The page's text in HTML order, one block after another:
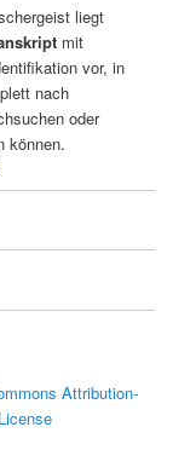
liegt
mit
vor, in
nach
oder
können.
Attribution-